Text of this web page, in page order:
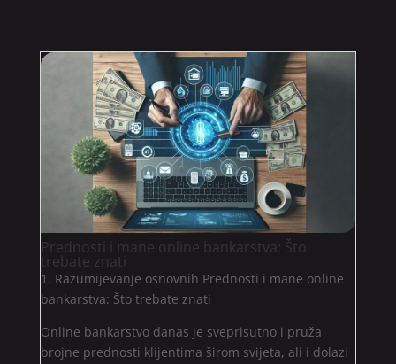
Prednosti i mane online bankarstva: Što
trebate znati
1. Razumijevanje osnovnih Prednosti i mane online
bankarstva: Što trebate znati
Online bankarstvo danas je sveprisutno i pruža
brojne prednosti klijentima širom svijeta, ali i dolazi